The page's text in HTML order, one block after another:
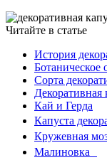
Читайте в статье
История
Ботаническое
Сорта
Декоративная
Кай и Герда
Капуста
Кружевная
Малиновка